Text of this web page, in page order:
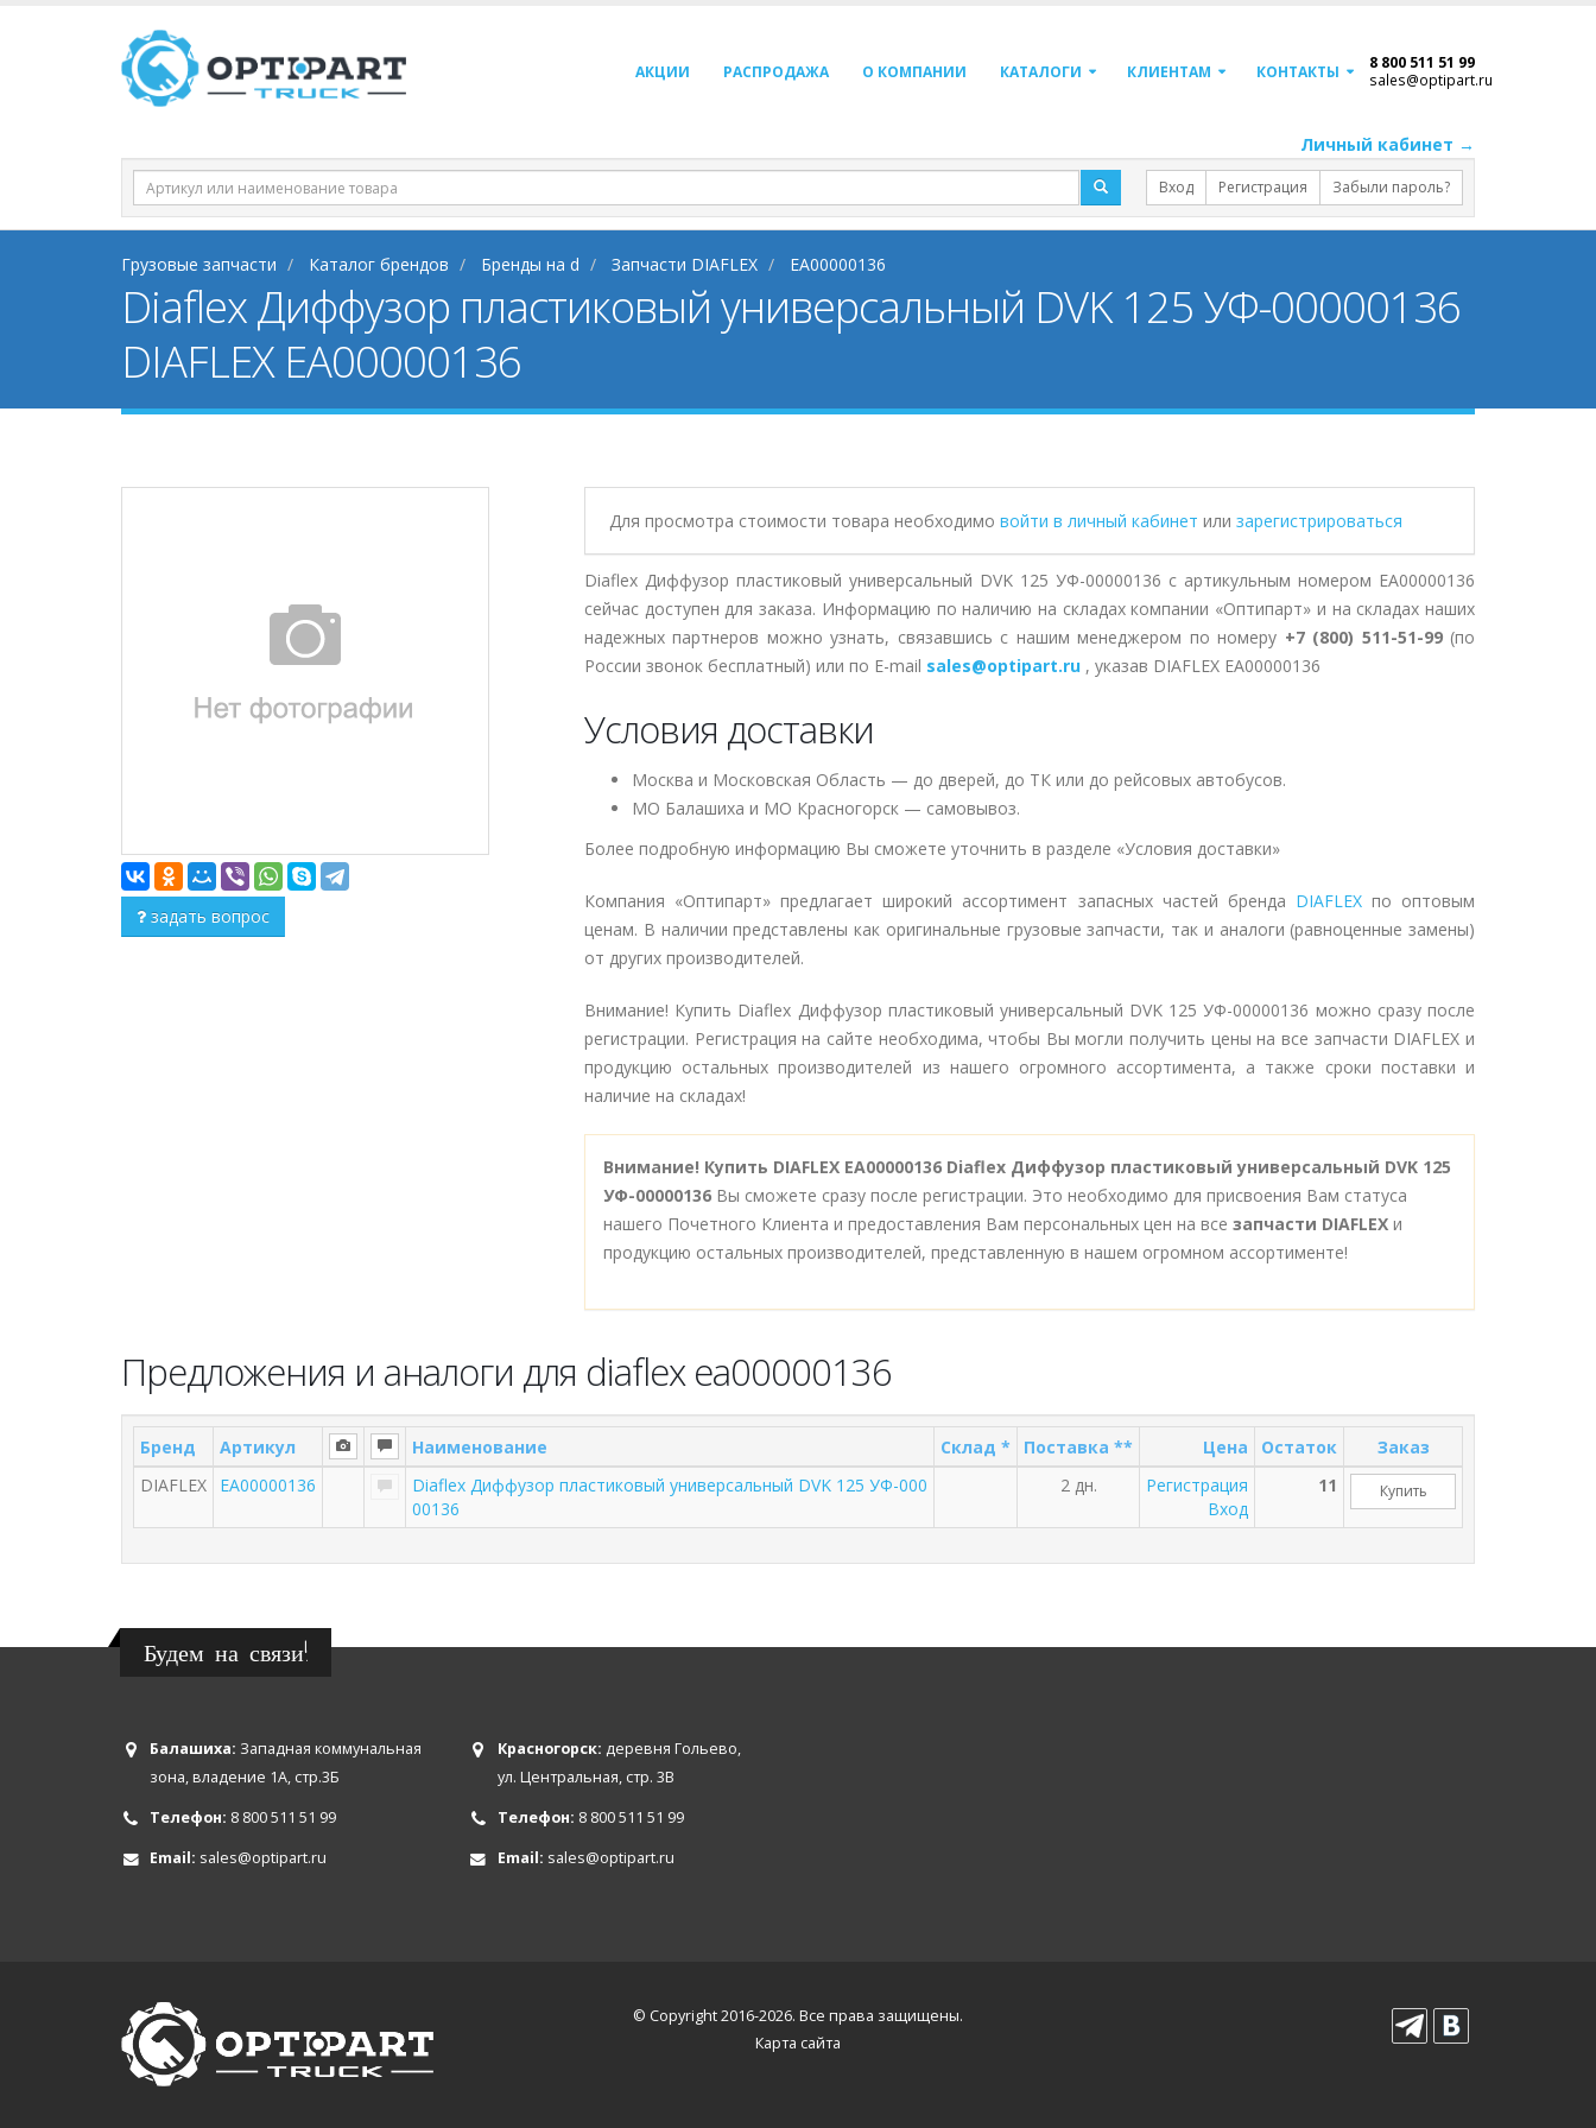
АКЦИИ РАСПРОДАЖА О КОМПАНИИ КАТАЛОГИ КЛИЕНТАМ КОНТАКТЫ 8 800 511 51 99
sales@optipart.ru
Личный кабинет →
Вход Регистрация Забыли пароль?
Грузовые запчасти Каталог брендов Бренды на d Запчасти DIAFLEX EA00000136
Diaflex Диффузор пластиковый универсальный DVK 125 УФ-00000136
DIAFLEX EA00000136
задать вопрос
Для просмотра стоимости товара необходимо войти в личный кабинет или зарегистрироваться
Diaflex Диффузор пластиковый универсальный DVK 125 УФ-00000136 с артикульным номером EA00000136
сейчас доступен для заказа. Информацию по наличию на складах компании «Оптипарт» и на складах наших
надежных партнеров можно узнать, связавшись с нашим менеджером по номеру +7 (800) 511-51-99(по
России звонок бесплатный) или по E-mail sales@optipart.ru , указав DIAFLEX EA00000136
Условия доставки
Москва и Московская Область — до дверей, до ТК или до рейсовых автобусов.
МО Балашиха и МО Красногорск — самовывоз.
Более подробную информацию Вы сможете уточнить в разделе «Условия доставки»
Компания «Оптипарт» предлагает широкий ассортимент запасных частей бренда DIAFLEXпо оптовым
ценам. В наличии представлены как оригинальные грузовые запчасти, так и аналоги (равноценные замены)
от других производителей.
Внимание! Купить Diaflex Диффузор пластиковый универсальный DVK 125 УФ-00000136 можно сразу после
регистрации. Регистрация на сайте необходима, чтобы Вы могли получить цены на все запчасти DIAFLEX и
продукцию остальных производителей из нашего огромного ассортимента, а также сроки поставки и
наличие на складах!
Внимание! Купить DIAFLEX EA00000136 Diaflex Диффузор пластиковый универсальный DVK 125
УФ-00000136 Вы сможете сразу после регистрации. Это необходимо для присвоения Вам статуса
нашего Почетного Клиента и предоставления Вам персональных цен на все запчасти DIAFLEX и
продукцию остальных производителей, представленную в нашем огромном ассортименте!
Предложения и аналоги для diaflex ea00000136
Бренд Артикул Наименование Склад * Поставка ** Цена Остаток
Заказ
DIAFLEX
EA00000136
Diaflex Диффузор пластиковый универсальный DVK 125 УФ-000
00136
2 дн.
Регистрация
Вход
11 Купить
Будем на связи!
Балашиха: Западная коммунальная
зона, владение 1А, стр.3Б
Телефон: 8 800 511 51 99
Email: sales@optipart.ru
Красногорск: деревня Гольево,
ул. Центральная, стр. 3В
Телефон: 8 800 511 51 99
Email: sales@optipart.ru
© Copyright 2016-2026. Все права защищены.
Карта сайта